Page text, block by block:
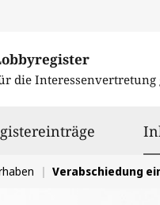
die Interessenvertretung
Verabschiedung eines schnellen, zugänglichen und transparenten